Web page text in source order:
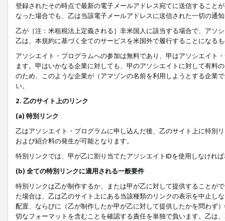
登録されたその時点で最新の電子メールアドレス宛てに送信すること
なった場合でも、乙は当該電子メールアドレスに送信された一切の通
乙が［注：米租税法上定義される］非米国人に該当する場合で、アソ
乙は、本規約に基づく全てのサービスを米国外で履行することになる
アソシエイト・プログラムへの参加は無料であり、甲はアソシエイト
ます。甲はいかなる企業に対しても、甲のアソシエイトに対して有料
のため、このような企業が（アマゾンの名前を利用しようとする企業
い。
2. 乙のサイト上のリンク
(a) 特別リンク
乙はアソシエイト・プログラムに申し込んだ後、乙のサイト上に特別
および紹介料の発生が可能となります。
特別リンクでは、甲が乙に割り当てたアソシエイトIDを使用しなけれ
(b) 全ての特別リンクに適用される一般要件
特別リンクは乙が制作するか、または甲が乙に対して提供することが
た場合は、乙は乙のサイト上にある当該種類のリンクの表示を中止し
配置、ならびに（乙が制作したか甲が乙に対して提供したかを問わず
切なフォーマットを含むことを確認する責任を単独で負います。乙は